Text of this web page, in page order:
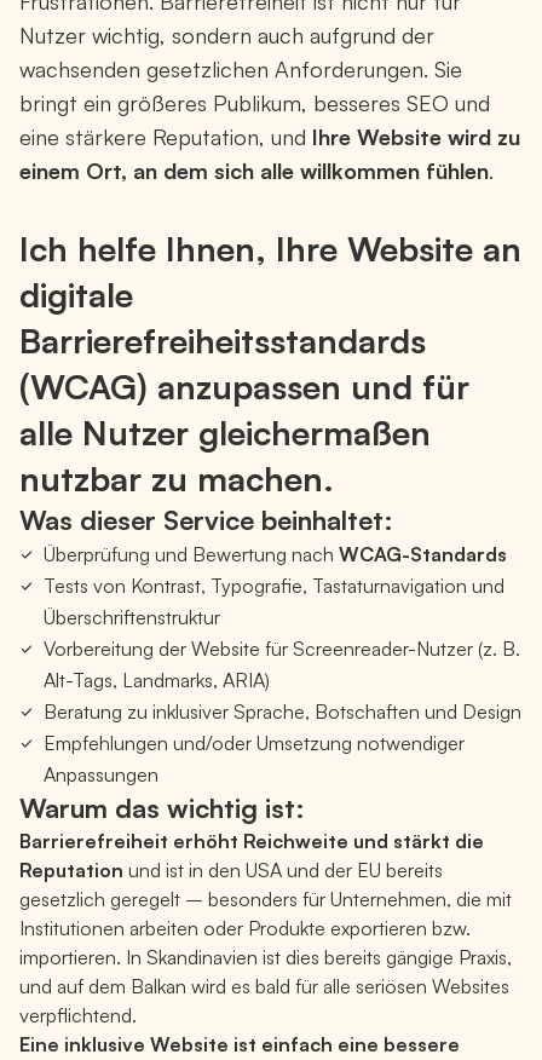
Nutzer wichtig, sondern auch aufgrund der
wachsenden gesetzlichen Anforderungen. Sie
bringt ein größeres Publikum, besseres SEO und
eine stärkere Reputation, und Ihre Website wird zu
einem Ort, an dem sich alle willkommen fühlen.
Ich helfe Ihnen, Ihre Website an
digitale
Barrierefreiheitsstandards
(WCAG) anzupassen und für
alle Nutzer gleichermaßen
nutzbar zu machen.
Was dieser Service beinhaltet:
Überprüfung und Bewertung nach WCAG-Standards
Tests von Kontrast, Typografie, Tastaturnavigation und
Überschriftenstruktur
Vorbereitung der Website für Screenreader-Nutzer (z. B.
Alt-Tags, Landmarks, ARIA)
Beratung zu inklusiver Sprache, Botschaften und Design
Empfehlungen und/oder Umsetzung notwendiger
Anpassungen
Warum das wichtig ist:
Barrierefreiheit erhöht Reichweite und stärkt die
Reputation und ist in den USA und der EU bereits
gesetzlich geregelt – besonders für Unternehmen, die mit
Institutionen arbeiten oder Produkte exportieren bzw.
importieren. In Skandinavien ist dies bereits gängige Praxis,
und auf dem Balkan wird es bald für alle seriösen Websites
verpflichtend.
Eine inklusive Website ist einfach eine bessere